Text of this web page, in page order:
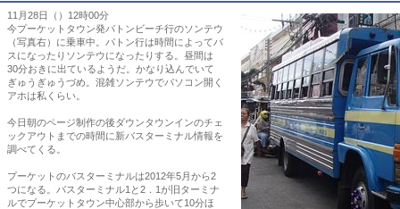
11月28日（）12時00分
今プーケットタウン発パトンビーチ行のソンテウ
（写真右）に乗車中。パトン行は時間によってバ
スになったりソンテウになったりする。昼間は
30分おきに出ているようだ。かなり込んでいて
ぎゅうぎゅうづめ。混雑ソンテウでパソコン開く
アホは私くらい。
今日朝のページ制作の後ダウンタウンインのチェ
ックアウトまでの時間に新バスターミナル情報を
調べてくる。
プーケットのバスターミナルは2012年5月から2
つになる。バスターミナル1と2．1が旧ターミナ
ルでプーケットタウン中心部から歩いて10分ほ